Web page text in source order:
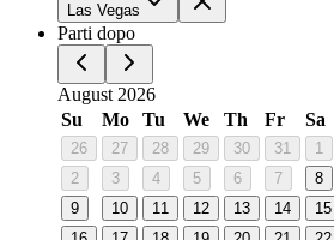
Las Vegas
Parti dopo
August 2026
Su
Mo Tu We Th Fr Sa
26 27 28 29 30 31
1
2
3 4 5 6 7
8
9
10 11 12 13 14
15